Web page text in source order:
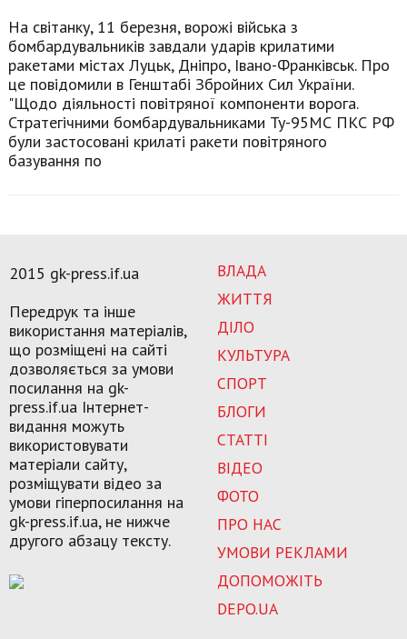
На світанку, 11 березня, ворожі війська з
бомбардувальників завдали ударів крилатими
ракетами містах Луцьк, Дніпро, Івано-Франківськ. Про
це повідомили в Генштабі Збройних Сил України.
"Щодо діяльності повітряної компоненти ворога.
Стратегічними бомбардувальниками Ту-95МС ПКС РФ
були застосовані крилаті ракети повітряного
базування по
ВЛАДА
ЖИТТЯ
ДІЛО
КУЛЬТУРА
СПОРТ
БЛОГИ
СТАТТІ
ВІДЕО
ФОТО
ПРО НАС
УМОВИ РЕКЛАМИ
ДОПОМОЖІТЬ
DEPO.UA
2015 gk-press.if.ua
Передрук та інше
використання матеріалів,
що розміщені на сайті
дозволяється за умови
посилання на gk-
press.if.ua Інтернет-
видання можуть
використовувати
матеріали сайту,
розміщувати відео за
умови гіперпосилання на
gk-press.if.ua, не нижче
другого абзацу тексту.